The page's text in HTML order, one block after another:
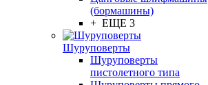
(бормашины)
+ ЕЩЕ 3
Шуруповерты
Шуруповерты
пистолетного типа